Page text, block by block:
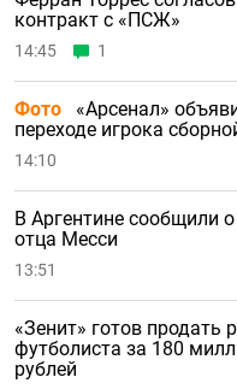
контракт с «ПСЖ»
14:45 1
Фото
«Арсенал»
переходе игрока
14:10
В Аргентине сообщили
отца Месси
13:51
«Зенит» готов продать
футболиста за 180
рублей